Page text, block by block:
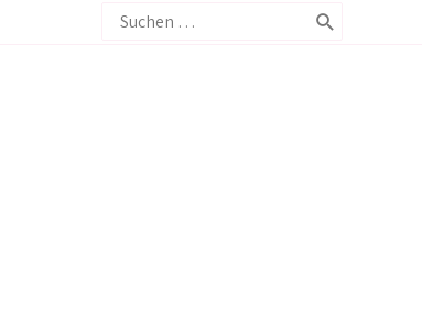
Search